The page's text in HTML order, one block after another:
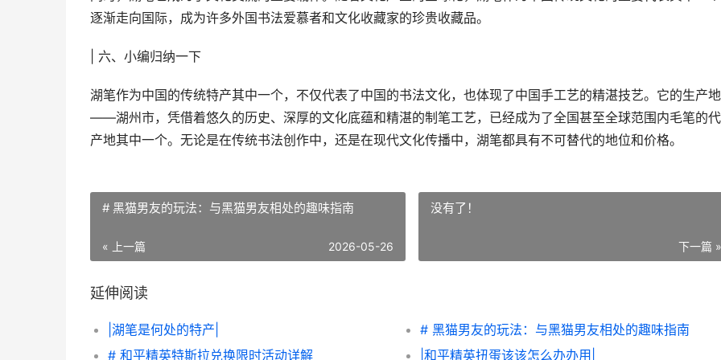
逐渐走向国际，成为许多外国书法爱慕者和文化收藏家的珍贵收藏品。
| 六、小编归纳一下
湖笔作为中国的传统特产其中一个，不仅代表了中国的书法文化，也体现了中国手工艺的精湛技艺。它的生产地
——湖州市，凭借着悠久的历史、深厚的文化底蕴和精湛的制笔工艺，已经成为了全国甚至全球范围内毛笔的
产地其中一个。无论是在传统书法创作中，还是在现代文化传播中，湖笔都具有不可替代的地位和价格。
# 黑猫男友的玩法：与黑猫男友相处的趣味指南
« 上一篇 2026-05-26
没有了！
下一篇 »
延伸阅读
|湖笔是何处的特产|
# 黑猫男友的玩法：与黑猫男友相处的趣味指南
# 和平精英特斯拉兑换限时活动详解
|和平精英扭蛋该该怎么办办用|